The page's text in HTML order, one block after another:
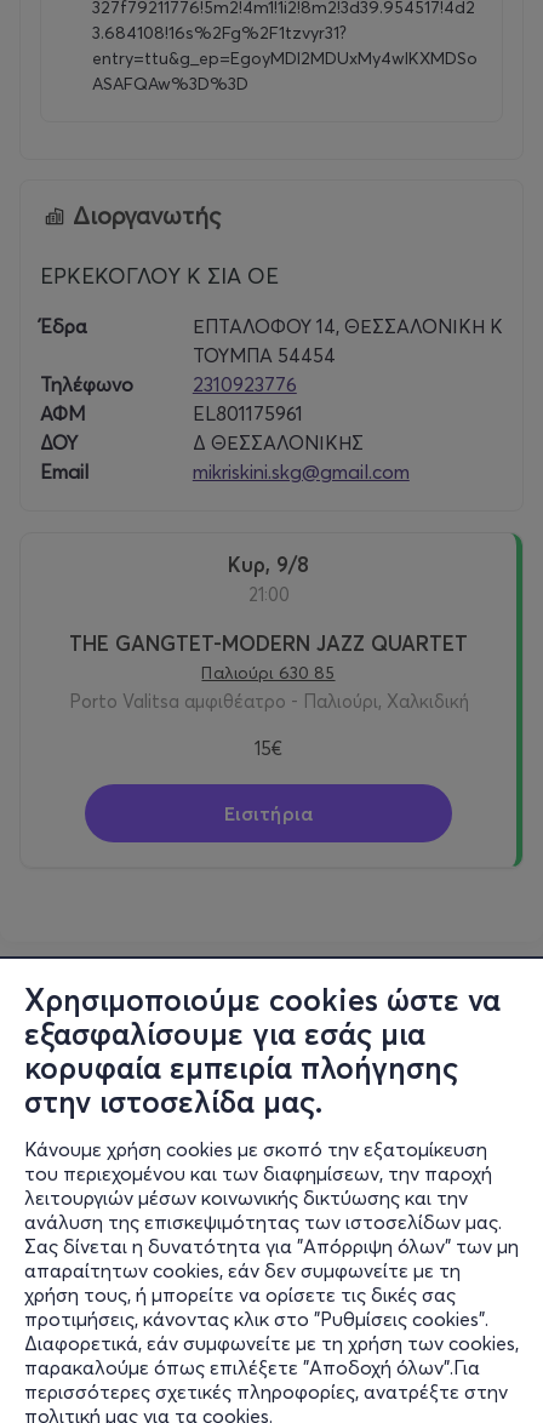
Χρησιμοποιούμε cookies ώστε να
εξασφαλίσουμε για εσάς μια
κορυφαία εμπειρία πλοήγησης
στην ιστοσελίδα μας.
Κάνουμε χρήση cookies με σκοπό την εξατομίκευση
του περιεχομένου και των διαφημίσεων, την παροχή
λειτουργιών μέσων κοινωνικής δικτύωσης και την
ανάλυση της επισκεψιμότητας των ιστοσελίδων μας.
Σας δίνεται η δυνατότητα για "Απόρριψη όλων" των μη
απαραίτητων cookies, εάν δεν συμφωνείτε με τη
χρήση τους, ή μπορείτε να ορίσετε τις δικές σας
προτιμήσεις, κάνοντας κλικ στο "Ρυθμίσεις cookies".
Διαφορετικά, εάν συμφωνείτε με τη χρήση των cookies,
παρακαλούμε όπως επιλέξετε "Αποδοχή όλων".Για
περισσότερες σχετικές πληροφορίες, ανατρέξτε στην
πολιτική μας για τα cookies.
327f79211776!5m2!4m1!1i2!8m2!3d39.954517!4d2
3.684108!16s%2Fg%2F1tzvyr31?
entry=ttu&g_ep=EgoyMDI2MDUxMy4wIKXMDSo
ASAFQAw%3D%3D
Διοργανωτής
ΕΡΚΕΚΟΓΛΟΥ Κ ΣΙΑ ΟΕ
Έδρα
ΕΠΤΑΛΟΦΟΥ 14, ΘΕΣΣΑΛΟΝΙΚΗ Κ
ΤΟΥΜΠΑ 54454
Τηλέφωνο
2310923776
ΑΦΜ
EL801175961
ΔΟΥ
Δ ΘΕΣΣΑΛΟΝΙΚΗΣ
Email
mikriskini.skg@gmail.com
Κυρ, 9/8
21:00
THE GANGTET-MODERN JAZZ QUARTET
Παλιούρι 630 85
Porto Valitsa αμφιθέατρο - Παλιούρι, Χαλκιδική
15€
Εισιτήρια
Πληροφορίες
Υποστήριξη
Stay Connected